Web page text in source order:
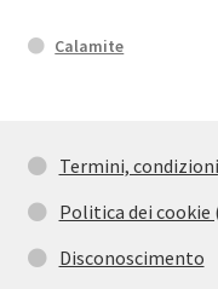
Calamite
Termini,
Politica dei cookie
Disconoscimento